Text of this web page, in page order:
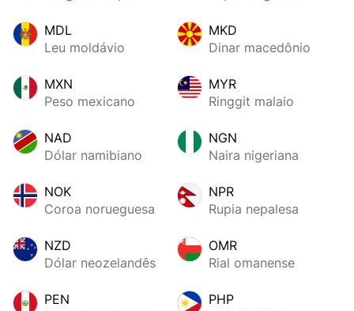
MDL
Leu moldávio
MKD
Dinar macedônio
MXN
Peso mexicano
MYR
Ringgit malaio
NAD
Dólar namibiano
NGN
Naira nigeriana
NOK
Coroa norueguesa
NPR
Rupia nepalesa
NZD
Dólar neozelandês
OMR
Rial omanense
PEN
PHP